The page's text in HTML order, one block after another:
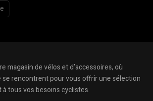
magasin de vélos et d’accessoires, où
rencontrent pour vous offrir une sélection
tous vos besoins cyclistes.